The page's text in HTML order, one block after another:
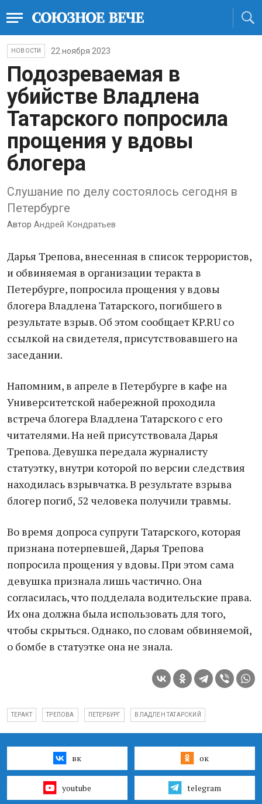
НОВОСТИ 22 ноября 2023
Подозреваемая в
убийстве Владлена
Татарского попросила
прощения у вдовы
блогера
Слушание по делу состоялось сегодня в
Петербурге
Автор Андрей Кондратьев
Дарья Трепова, внесенная в список террористов,
и обвиняемая в организации теракта в
Петербурге, попросила прощения у вдовы
блогера Владлена Татарского, погибшего в
результате взрыв. Об этом сообщает KP.RU со
ссылкой на свидетеля, присутствовавшего на
заседании.
Напомним, в апреле в Петербурге в кафе на
Университетской набережной проходила
встреча блогера Владлена Татарского с его
читателями. На ней присутствовала Дарья
Трепова. Девушка передала журналисту
статуэтку, внутри которой по версии следствия
находилась взрывчатка. В результате взрыва
блогер погиб, 52 человека получили травмы.
Во время допроса супруги Татарского, которая
признана потерпевшей, Дарья Трепова
попросила прощения у вдовы. При этом сама
девушка признала лишь частично. Она
согласилась, что подделала водительские права.
Их она должна была использовать для того,
чтобы скрыться. Однако, по словам обвиняемой,
о бомбе в статуэтке она не знала.
ТЕРАКТ ТРЕПОВА ПЕТЕРБУРГ ВЛАДЛЕН ТАТАРСКИЙ
вк ок
youtube telegram